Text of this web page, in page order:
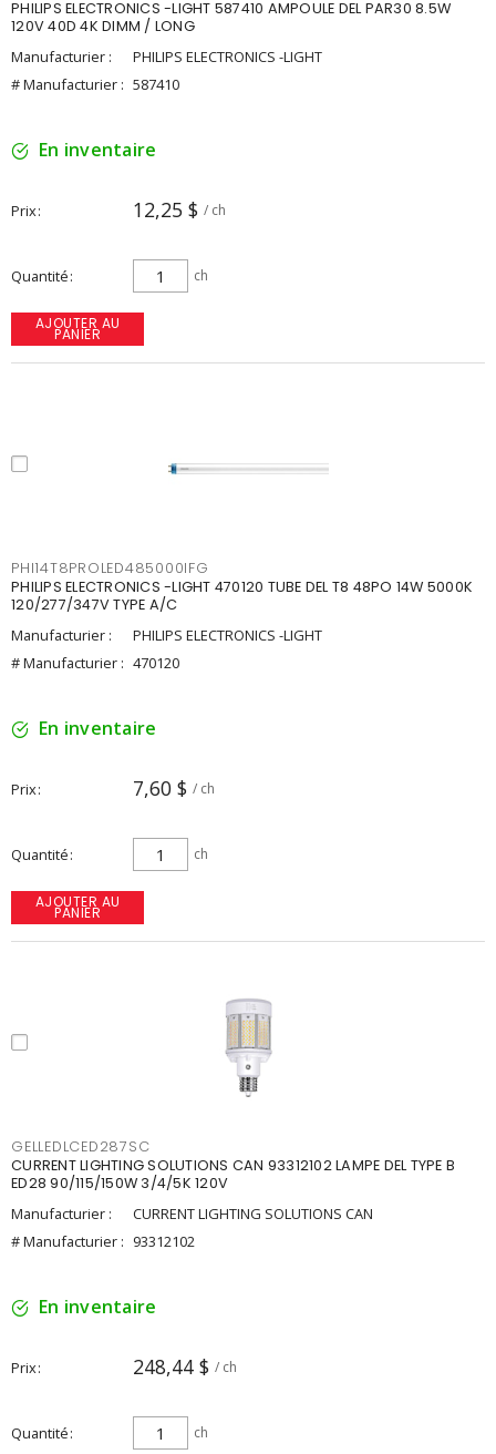
PHILIPS ELECTRONICS -LIGHT 587410 AMPOULE DEL PAR30 8.5W
120V 40D 4K DIMM / LONG
Manufacturier :
PHILIPS ELECTRONICS -LIGHT
# Manufacturier : 587410
En inventaire
Prix 12,25 $ / ch
Quantité ch
AJOUTER AU
PANIER
PHI14T8PROLED485000IFG
PHILIPS ELECTRONICS -LIGHT 470120 TUBE DEL T8 48PO 14W 5000K
120/277/347V TYPE A/C
Manufacturier :
PHILIPS ELECTRONICS -LIGHT
# Manufacturier : 470120
En inventaire
Prix 7,60 $ / ch
Quantité ch
AJOUTER AU
PANIER
GELLEDLCED287SC
CURRENT LIGHTING SOLUTIONS CAN 93312102 LAMPE DEL TYPE B
ED28 90/115/150W 3/4/5K 120V
Manufacturier :
CURRENT LIGHTING SOLUTIONS CAN
# Manufacturier : 93312102
En inventaire
Prix 248,44 $ / ch
Quantité ch